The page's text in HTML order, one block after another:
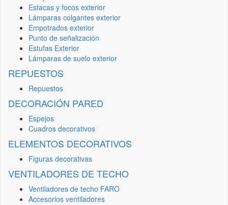
Estacas y focos exterior
Lámparas colgantes exterior
Empotrados exterior
Punto de señalización
Estufas Exterior
Lámparas de suelo exterior
REPUESTOS
Repuestos
DECORACIÓN PARED
Espejos
Cuadros decorativos
ELEMENTOS DECORATIVOS
Figuras decorativas
VENTILADORES DE TECHO
Ventiladores de techo FARO
Accesorios ventiladores